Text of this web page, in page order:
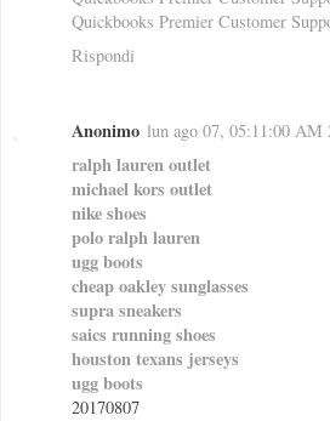
Quickbooks Premier Customer
Rispondi
Anonimo lun ago 07, 05:11:00 AM
ralph lauren outlet
michael kors outlet
nike shoes
polo ralph lauren
ugg boots
cheap oakley sunglasses
supra sneakers
saics running shoes
houston texans jerseys
ugg boots
20170807